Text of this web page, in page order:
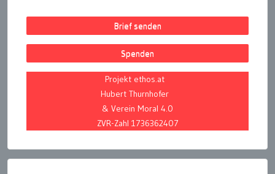
Brief senden
Spenden
Projekt ethos.at
Hubert Thurnhofer
& Verein Moral 4.0
ZVR-Zahl 1736362407